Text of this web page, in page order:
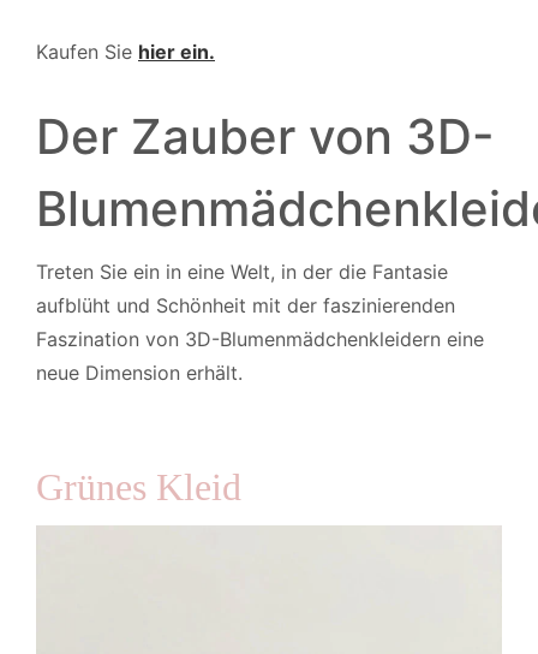
Kaufen Sie hier ein.
Der Zauber von 3D-
Treten Sie ein in eine Welt, in der die Fantasie
aufblüht und Schönheit mit der faszinierenden
Faszination von 3D-Blumenmädchenkleidern eine
neue Dimension erhält.
Grünes Kleid